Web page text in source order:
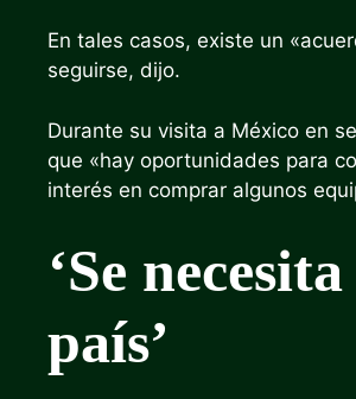
En tales casos, existe un
seguirse, dijo.
Durante su visita a México en
que «hay oportunidades para
interés en comprar algunos
‘Se
país’